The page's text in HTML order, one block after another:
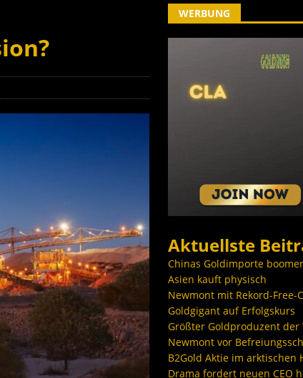
vor Befreiungsschlag
WERBUNG
Aktuellste
Chinas Goldimporte
Asien kauft physisch
Newmont mit Rekord-Free-
Goldgigant auf Erfolgskurs
Größter Goldproduzent der
Newmont vor
B2Gold Aktie im arktischen
Drama fordert neuen CEO